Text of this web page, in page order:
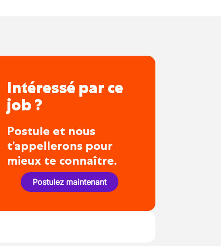
Intéressé par ce
job ?
Postule et nous
t’appellerons pour
mieux te connaître.
Postulez maintenant